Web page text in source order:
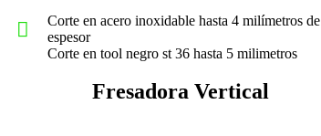
Corte en acero inoxidable hasta 4 milímetros de
espesor
Corte en tool negro st 36 hasta 5 milimetros
Fresadora Vertical